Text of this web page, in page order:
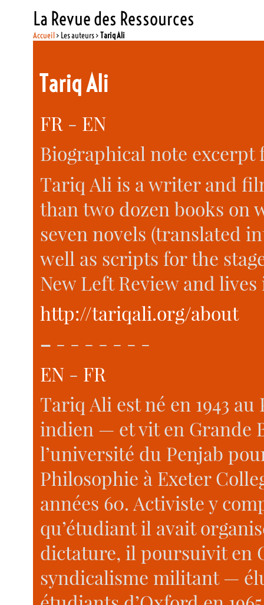
La Revue des Ressources
Accueil> Les auteurs >Tariq Ali
Tariq Ali
FR- EN
Biographical note excerpt
Tariq Ali is a writer and
than two dozen books on
seven novels (translated
well as scripts for the
New Left Review and
http://tariqali.org/about
– - - - - - - -
EN- FR
Tariq Ali est né en 1943
indien — et vit en Grande
l’université du Penjab
Philosophie à Exeter
années 60. Activiste y
qu’étudiant il avait
dictature, il poursuivit en
syndicalisme militant —